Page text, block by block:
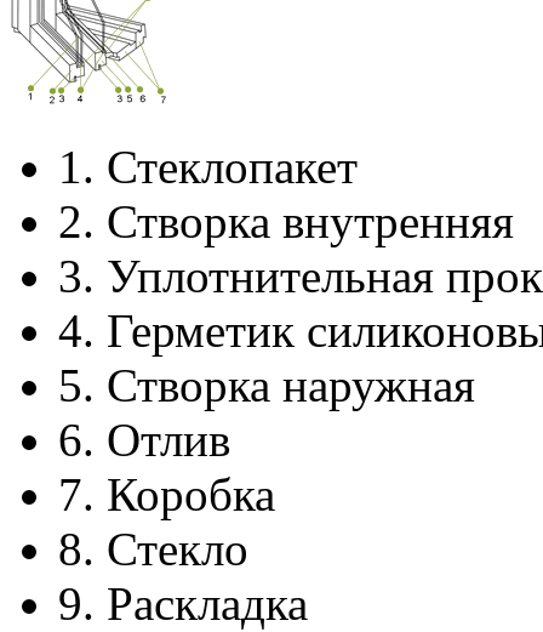
1. Стеклопакет
2. Створка внутренняя
3. Уплотнительная
4. Герметик
5. Створка наружная
6. Отлив
7. Коробка
8. Стекло
9. Раскладка